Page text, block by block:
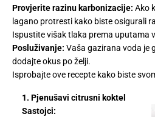
Provjerite razinu karbonizacije: Ako
lagano protresti kako biste osigurali
Ispustite višak tlaka prema uputama
Posluživanje: Vaša gazirana voda je
dodajte okus po želji.
Isprobajte ove recepte kako biste
1. Pjenušavi citrusni koktel
Sastojci: